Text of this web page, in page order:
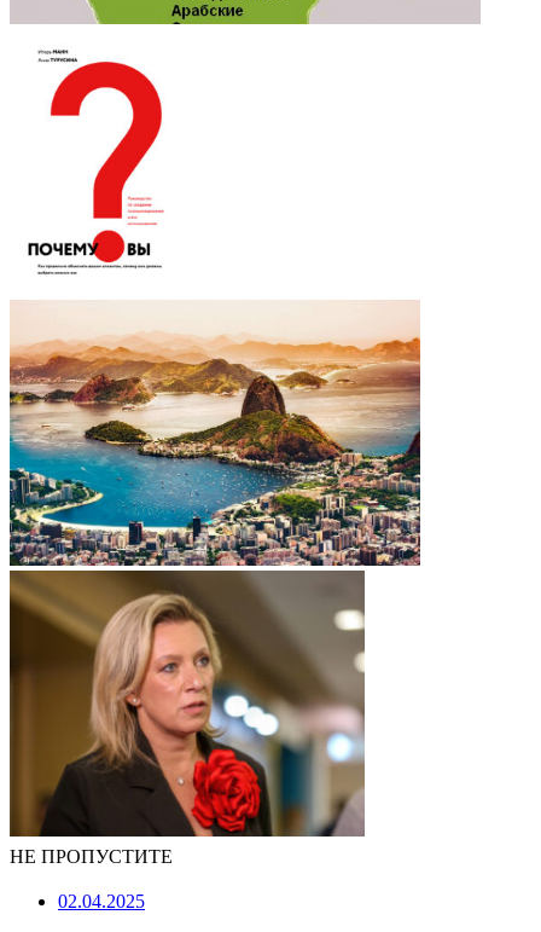
НЕ ПРОПУСТИТЕ
02.04.2025